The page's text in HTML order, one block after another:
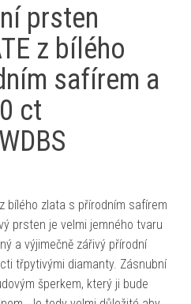
prsten
z bílého
safírem a
ct
bílého zlata s přírodním safírem
prsten je velmi jemného tvaru
a výjimečně zářivý přírodní
třpytivými diamanty. Zásnubní
šperkem, který ji bude